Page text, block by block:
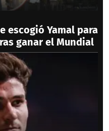
escogió Yamal para
ganar el Mundial